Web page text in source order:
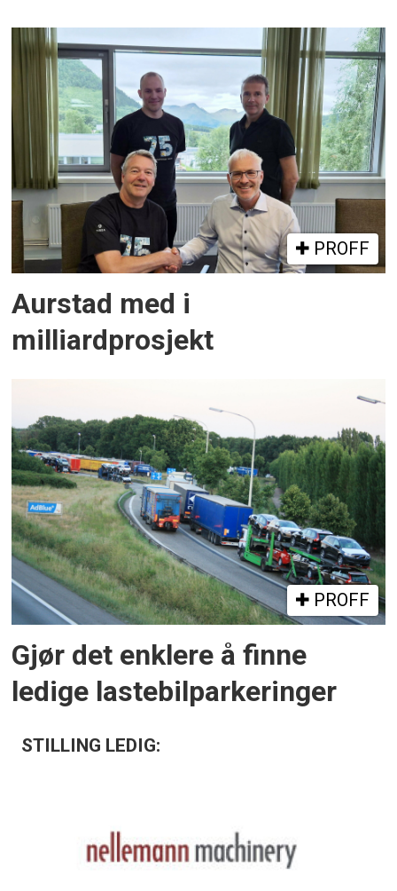
PROFF
Aurstad med i
milliardprosjekt
PROFF
Gjør det enklere å finne
ledige lastebilparkeringer
STILLING LEDIG: